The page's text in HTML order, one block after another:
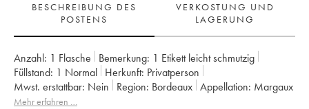
BESCHREIBUNG DES
POSTENS
VERKOSTUNG UND
LAGERUNG
Anzahl: 1 Flasche Bemerkung: 1 Etikett leicht schmutzig
Füllstand: 1 Normal Herkunft:
privatperson
Mwst. erstattbar:
nein Region: Bordeaux Appellation:
Margaux
Klassifizierung:
Mehr erfahren …